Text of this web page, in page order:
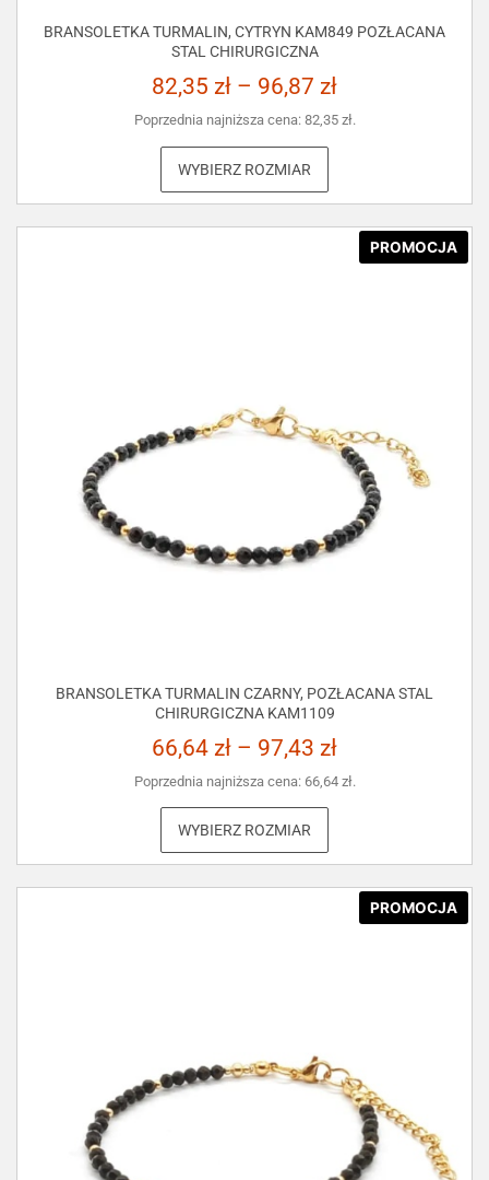
BRANSOLETKA TURMALIN, CYTRYN KAM849 POZŁACANA
STAL CHIRURGICZNA
82,35 zł – 96,87 zł
Poprzednia najniższa cena: 82,35 zł.
WYBIERZ ROZMIAR
PROMOCJA
BRANSOLETKA TURMALIN CZARNY, POZŁACANA STAL
CHIRURGICZNA KAM1109
66,64 zł – 97,43 zł
Poprzednia najniższa cena: 66,64 zł.
WYBIERZ ROZMIAR
PROMOCJA